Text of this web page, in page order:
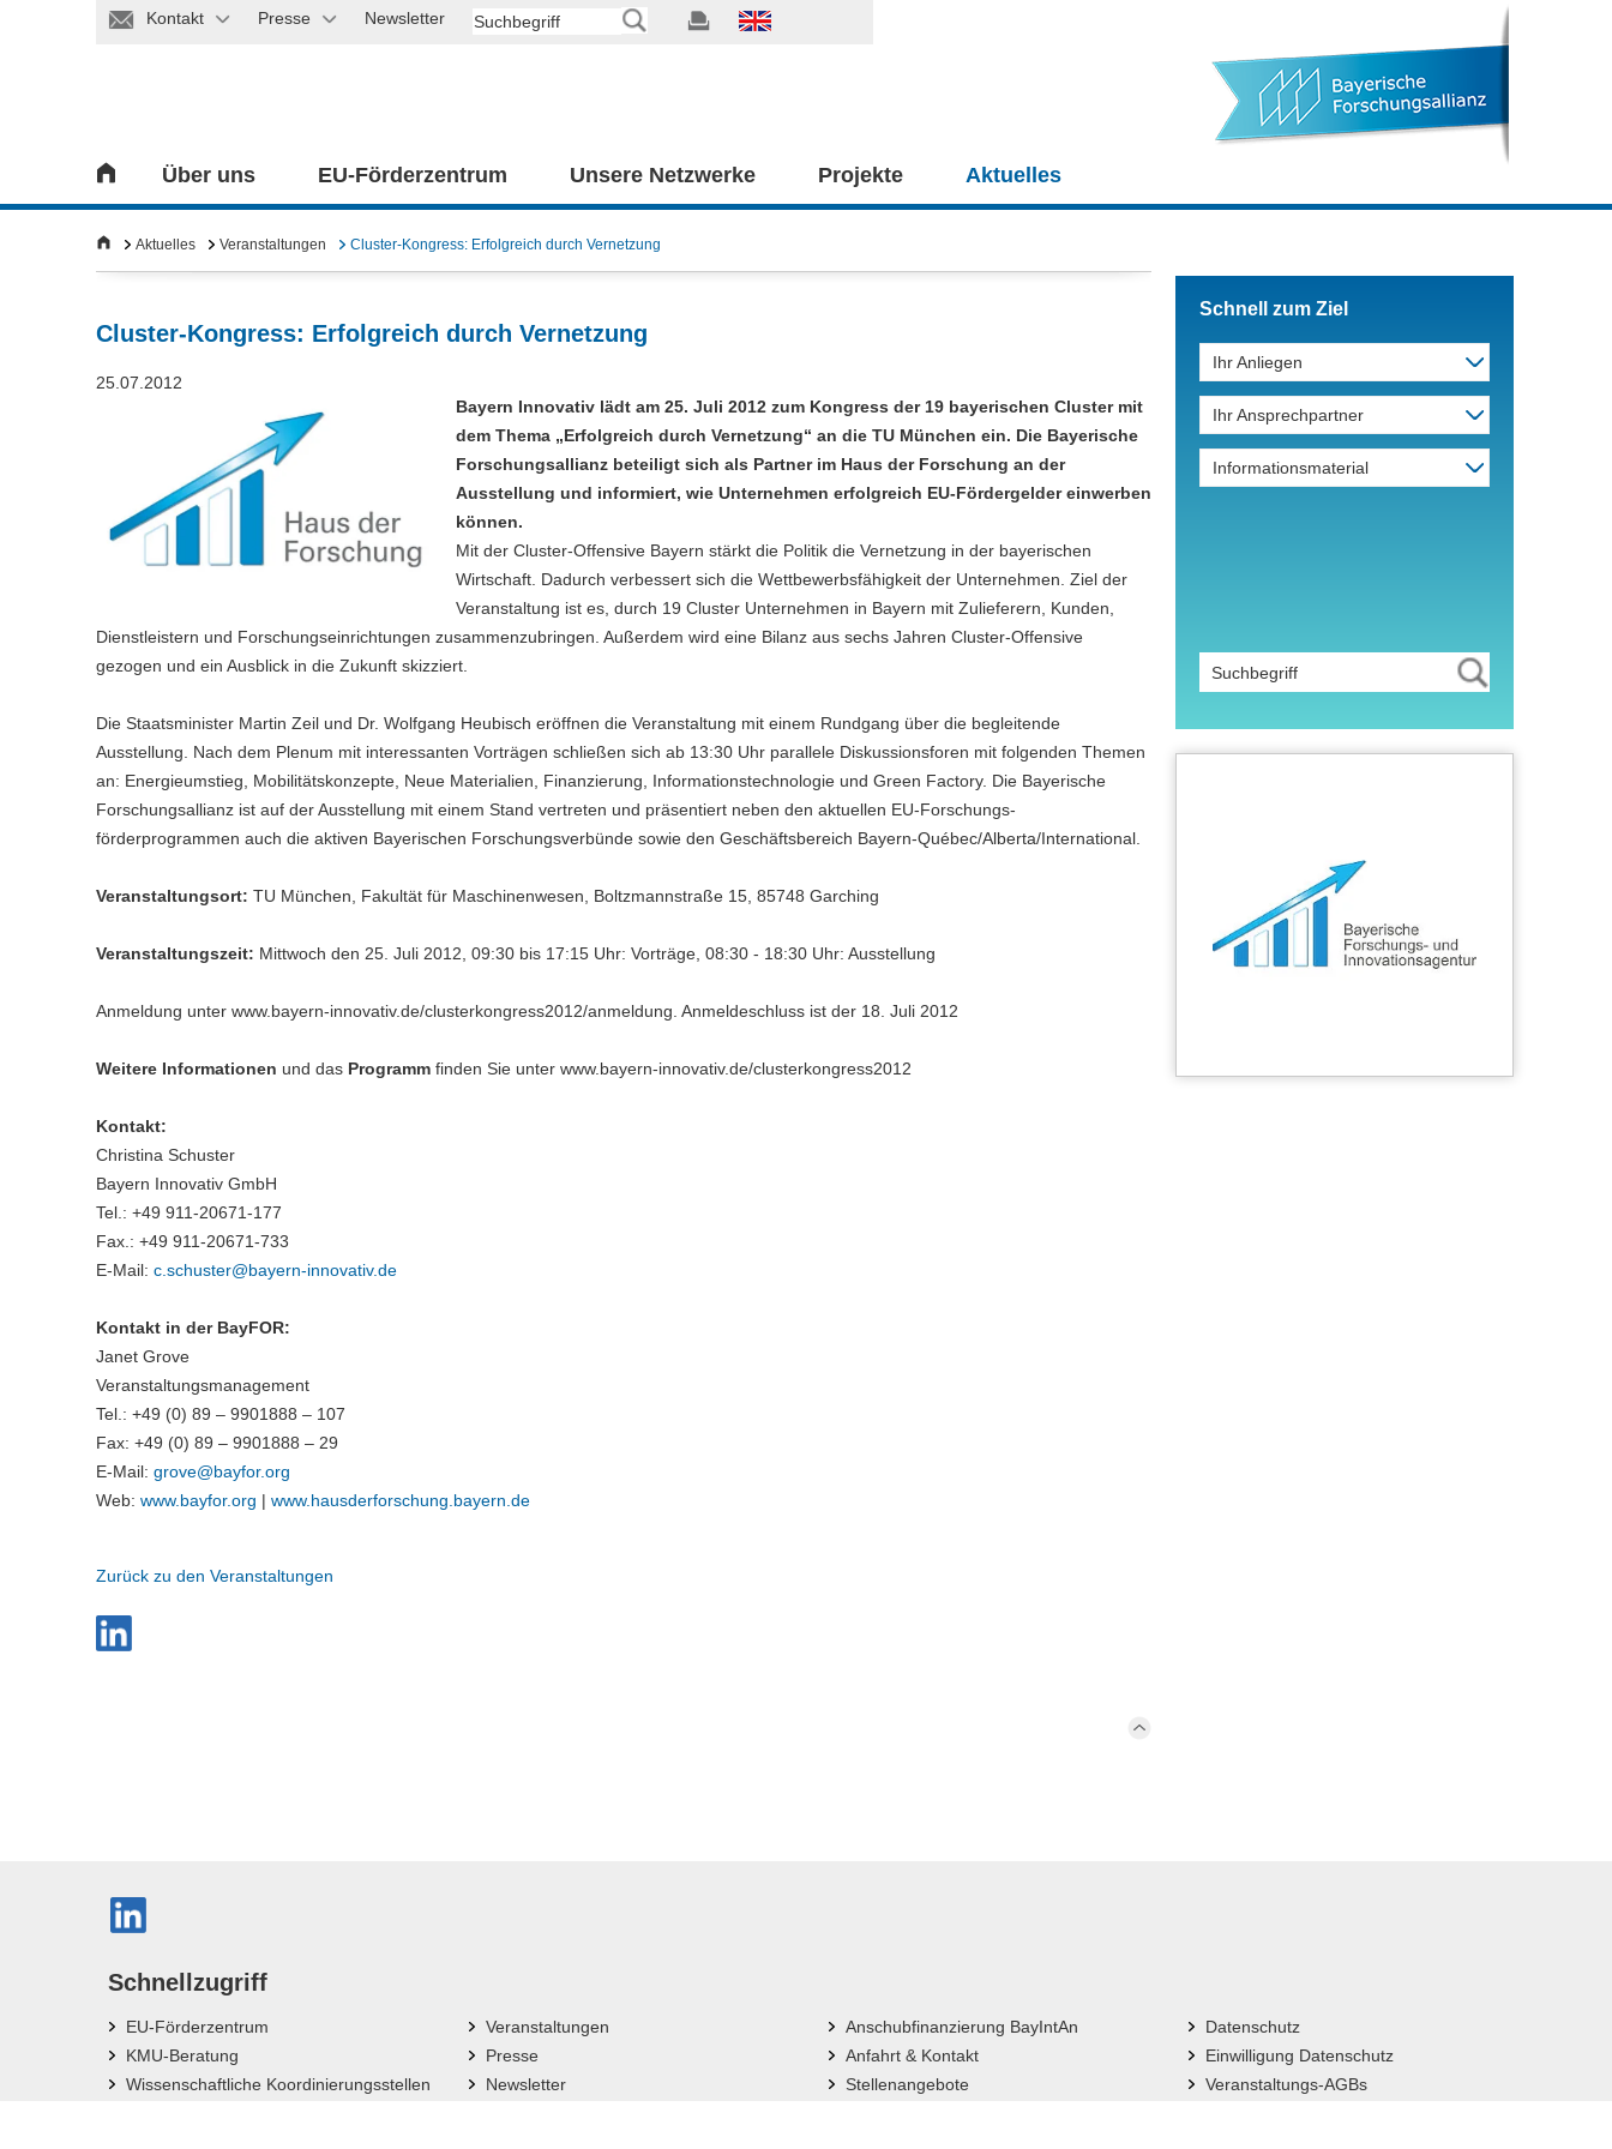
Kontakt Presse Newsletter
Über uns EU-Förderzentrum Unsere Netzwerke Projekte Aktuelles
Aktuelles Veranstaltungen Cluster-Kongress: Erfolgreich durch Vernetzung
Cluster-Kongress: Erfolgreich durch Vernetzung
25.07.2012
Bayern Innovativ lädt am 25. Juli 2012 zum Kongress der 19 bayerischen Cluster mit
dem Thema „Erfolgreich durch Vernetzung“ an die TU München ein. Die Bayerische
Forschungsallianz beteiligt sich als Partner im Haus der Forschung an der
Ausstellung und informiert, wie Unternehmen erfolgreich EU-Fördergelder einwerben
können.
Mit der Cluster-Offensive Bayern stärkt die Politik die Vernetzung in der bayerischen
Wirtschaft. Dadurch verbessert sich die Wettbewerbsfähigkeit der Unternehmen. Ziel der
Veranstaltung ist es, durch 19 Cluster Unternehmen in Bayern mit Zulieferern, Kunden,
Dienstleistern und Forschungseinrichtungen zusammenzubringen. Außerdem wird eine Bilanz aus sechs Jahren Cluster-Offensive
gezogen und ein Ausblick in die Zukunft skizziert.
Die Staatsminister Martin Zeil und Dr. Wolfgang Heubisch eröffnen die Veranstaltung mit einem Rundgang über die begleitende
Ausstellung. Nach dem Plenum mit interessanten Vorträgen schließen sich ab 13:30 Uhr parallele Diskussionsforen mit folgenden Themen
an: Energieumstieg, Mobilitätskonzepte, Neue Materialien, Finanzierung, Informationstechnologie und Green Factory. Die Bayerische
Forschungsallianz ist auf der Ausstellung mit einem Stand vertreten und präsentiert neben den aktuellen EU-Forschungs-
förderprogrammen auch die aktiven Bayerischen Forschungsverbünde sowie den Geschäftsbereich Bayern-Québec/Alberta/International.
Veranstaltungsort: TU München, Fakultät für Maschinenwesen, Boltzmannstraße 15, 85748 Garching
Veranstaltungszeit: Mittwoch den 25. Juli 2012, 09:30 bis 17:15 Uhr: Vorträge, 08:30 - 18:30 Uhr: Ausstellung
Anmeldung unter www.bayern-innovativ.de/clusterkongress2012/anmeldung. Anmeldeschluss ist der 18. Juli 2012
Weitere Informationen und das Programm finden Sie unter www.bayern-innovativ.de/clusterkongress2012
Kontakt:
Christina Schuster
Bayern Innovativ GmbH
Tel.: +49 911-20671-177
Fax.: +49 911-20671-733
E-Mail: c.schuster@bayern-innovativ.de
Kontakt in der BayFOR:
Janet Grove
Veranstaltungsmanagement
Tel.: +49 (0) 89 – 9901888 – 107
Fax: +49 (0) 89 – 9901888 – 29
E-Mail: grove@bayfor.org
Web: www.bayfor.org | www.hausderforschung.bayern.de
Zurück zu den Veranstaltungen
Schnell zum Ziel
Ihr Anliegen
Ihr Ansprechpartner
Informationsmaterial
Schnellzugriff
EU-Förderzentrum
KMU-Beratung
Wissenschaftliche Koordinierungsstellen
Veranstaltungen
Presse
Newsletter
Anschubfinanzierung BayIntAn
Anfahrt & Kontakt
Stellenangebote
Datenschutz
Einwilligung Datenschutz
Veranstaltungs-AGBs